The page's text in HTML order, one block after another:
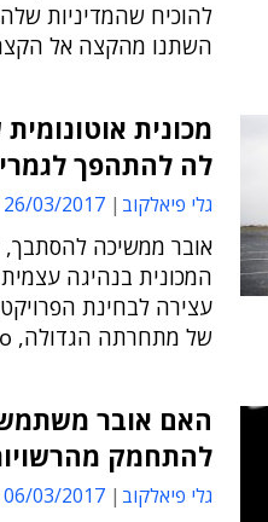
להוכיח שהמדיניות
השתנו מהקצה אל
מכונית
לה להתהפך לגמרי
גלי פיאלקוב 26/03/2017 13:47
אובר ממשיכה
המכונית בנהיגה
עצירה לבחינת
של מתחרתה הגדולה, Waymo של אלפבית
האם אובר
להתחמק
גלי פיאלקוב 06/03/2017 15:56